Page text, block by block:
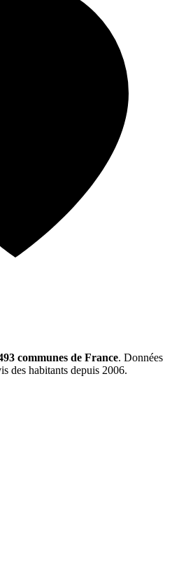
communes de France. Données
des habitants depuis 2006.